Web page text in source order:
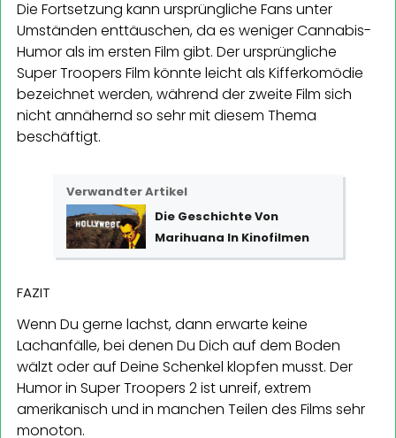
Die Fortsetzung kann ursprüngliche Fans unter
Umständen enttäuschen, da es weniger Cannabis-
Humor als im ersten Film gibt. Der ursprüngliche
Super Troopers Film könnte leicht als Kifferkomödie
bezeichnet werden, während der zweite Film sich
nicht annähernd so sehr mit diesem Thema
beschäftigt.
Verwandter Artikel
Die Geschichte Von
Marihuana In Kinofilmen
FAZIT
Wenn Du gerne lachst, dann erwarte keine
Lachanfälle, bei denen Du Dich auf dem Boden
wälzt oder auf Deine Schenkel klopfen musst. Der
Humor in Super Troopers 2 ist unreif, extrem
amerikanisch und in manchen Teilen des Films sehr
monoton.